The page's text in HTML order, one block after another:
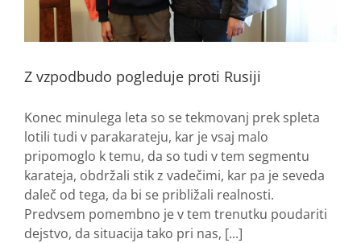
Z vzpodbudo pogleduje proti Rusiji
Konec minulega leta so se tekmovanj prek spleta
lotili tudi v parakarateju, kar je vsaj malo
pripomoglo k temu, da so tudi v tem segmentu
karateja, obdržali stik z vadečimi, kar pa je seveda
daleč od tega, da bi se približali realnosti.
Predvsem pomembno je v tem trenutku poudariti
dejstvo, da situacija tako pri nas, [...]